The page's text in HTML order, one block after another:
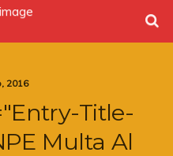
2016
Title-
Multa Al